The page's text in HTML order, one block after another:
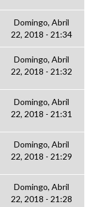
Domingo, Abril
22, 2018 - 21:34
Domingo, Abril
22, 2018 - 21:32
Domingo, Abril
22, 2018 - 21:31
Domingo, Abril
22, 2018 - 21:29
Domingo, Abril
22, 2018 - 21:28